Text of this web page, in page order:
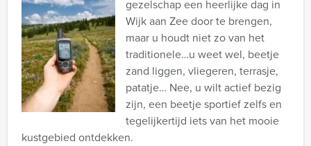
gezelschap een heerlijke dag in
Wijk aan Zee door te brengen,
maar u houdt niet zo van het
traditionele…u weet wel, beetje
zand liggen, vliegeren, terrasje,
patatje… Nee, u wilt actief bezig
zijn, een beetje sportief zelfs en
tegelijkertijd iets van het mooie
kustgebied ontdekken.